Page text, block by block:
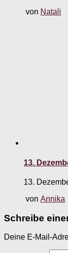
von Natali
13.
13.
von Annika
Schreibe
Deine E-Mail-